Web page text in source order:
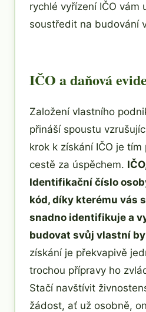
rychlé vyřízení IČO vám
soustředit na budování
IČO a daňová
Založení vlastního
přináší spoustu
krok k získání IČO je
cestě za úspěchem.
Identifikační číslo
kód, díky kterému vás
snadno identifikuje a
budovat svůj vlastní
získání je překvapivě
trochou přípravy ho
Stačí navštívit
žádost, ať už osobně,